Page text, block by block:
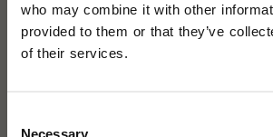
who may combine it with other
provided to them or that they’ve
of their services.
Necessary
Handgjord dansk kvalitet. Rå ingefära rörs
Efter torkning skärs lakritsen och beläggs
och toppas med pistagenötter